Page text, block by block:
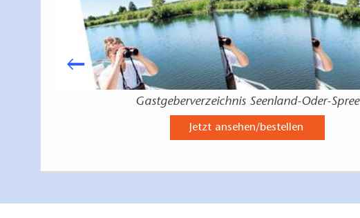
Gastgeberverzeichnis Seenland-Oder-Spree
Jetzt ansehen/bestellen